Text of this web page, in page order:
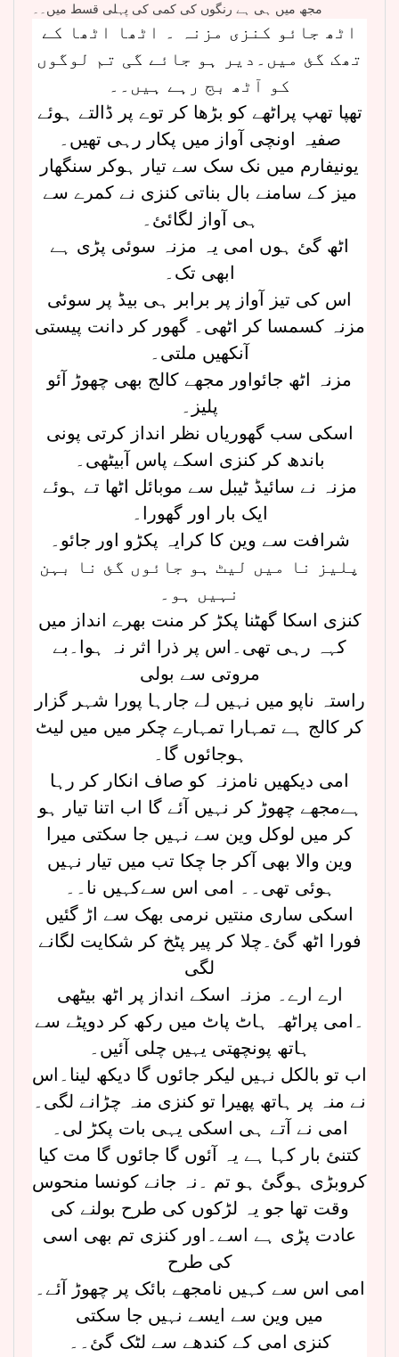
مجھ میں ہی ہے رنگوں کی کمی کی پہلی قسط میں۔۔
اٹھ جائو کنزی مزنہ ۔ اٹھا اٹھا کے
تھک گئ میں۔دیر ہو جائے گی تم لوگوں
کو آٹھ بج رہے ہیں۔۔
تھپا تھپ پراٹھے کو بڑھا کر توے پر ڈالتے ہوئے
صفیہ اونچی آواز میں پکار رہی تھیں۔
یونیفارم میں نک سک سے تیار ہوکر سنگھار
میز کے سامنے بال بناتی کنزی نے کمرے سے
ہی آواز لگائئ۔
اٹھ گئ ہوں امی یہ مزنہ سوئی پڑی ہے
ابھی تک۔
اس کی تیز آواز پر برابر ہی بیڈ پر سوئی
مزنہ کسمسا کر اٹھی۔ گھور کر دانت پیستی
آنکھیں ملتی۔
مزنہ اٹھ جائواور مجھے کالج بھی چھوڑ آئو
پلیز۔
اسکی سب گھوریاں نظر انداز کرتی پونی
باندھ کر کنزی اسکے پاس آبیٹھی۔
مزنہ نے سائیڈ ٹیبل سے موبائل اٹھا تے ہوئے
ایک بار اور گھورا۔
شرافت سے وین کا کرایہ پکڑو اور جائو۔
پلیز نا میں لیٹ ہو جائوں گئ نا بہن
نہیں ہو۔
کنزی اسکا گھٹنا پکڑ کر منت بھرے انداز میں
کہہ رہی تھی۔اس پر ذرا اثر نہ ہوا۔بے
مروتی سے بولی
راستہ ناپو میں نہیں لے جارہا پورا شہر گزار
کر کالج ہے تمہارا تمہارے چکر میں میں لیٹ
ہوجائوں گا۔
امی دیکھیں نامزنہ کو صاف انکار کر رہا
ہےمجھے چھوڑ کر نہیں آئے گا اب اتنا تیار ہو
کر میں لوکل وین سے نہیں جا سکتی میرا
وین والا بھی آکر جا چکا تب میں تیار نہیں
ہوئی تھی۔۔ امی اس سےکہیں نا۔۔
اسکی ساری منتیں نرمی بھک سے اڑ گئیں
فورا اٹھ گئ۔چلا کر پیر پٹخ کر شکایت لگانے
لگی
ارے ارے۔ مزنہ اسکے انداز پر اٹھ بیٹھی
۔امی پراٹھہ ہاٹ پاٹ میں رکھ کر دوپٹے سے
ہاتھ پونچھتی یہیں چلی آئیں۔
اب تو بالکل نہیں لیکر جائوں گا دیکھ لینا۔اس
نے منہ پر ہاتھ پھیرا تو کنزی منہ چڑانے لگی۔
امی نے آتے ہی اسکی یہی بات پکڑ لی۔
کتنئ بار کہا ہے یہ آئوں گا جائوں گا مت کیا
کروبڑی ہوگئ ہو تم ۔نہ جانے کونسا منحوس
وقت تھا جو یہ لڑکوں کی طرح بولنے کی
عادت پڑی ہے اسے۔اور کنزی تم بھی اسی
کی طرح
امی اس سے کہیں نامجھے بائک پر چھوڑ آئے۔
میں وین سے ایسے نہیں جا سکتی
کنزی امی کے کندھے سے لٹک گئ۔۔